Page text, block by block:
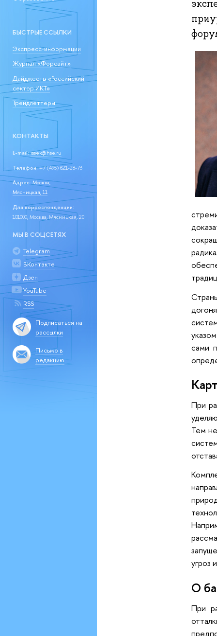
БЫСТРЫЕ ССЫЛКИ
Экспресс-информации
Журнал «Форсайт»
Дайджесты «Российский
сектор ИКТ»
Трендлеттеры
КОНТАКТЫ
E-mail:issek@hse.ru
Телефон:+7 (495) 621-28-73
Адрес: Москва,
Мясницкая, 11
Для корреспонденции:
101000, Москва, Мясницкая, 20
МЫ В СОЦСЕТЯХ
Telegram
ВКонтакте
Дзен
YouTube
RSS
Подписаться на
рассылки
Письмо в
редакцию
сами
При
Тем
угроз
О
При